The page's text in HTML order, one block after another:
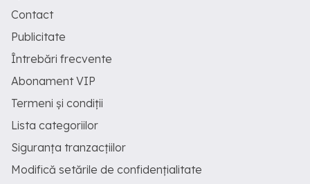
Contact
Publicitate
Întrebări frecvente
Abonament VIP
Termeni și condiții
Lista categoriilor
Siguranța tranzacțiilor
Modifică setările de confidențialitate